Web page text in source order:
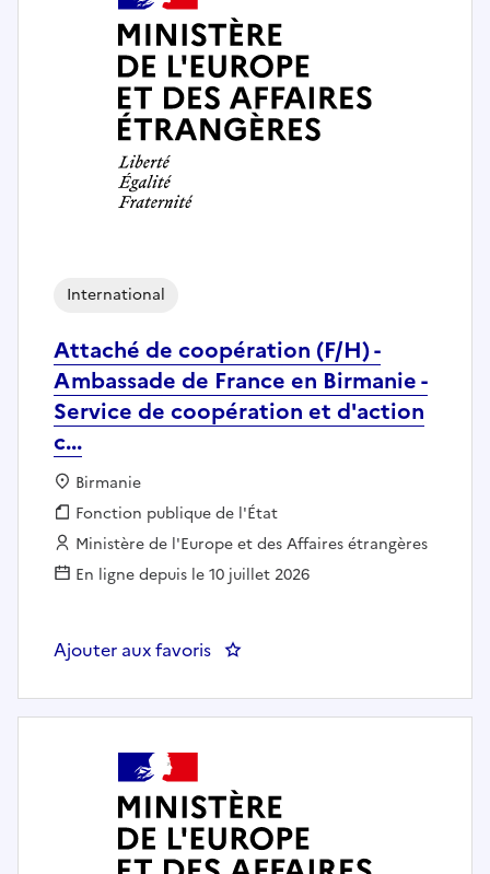
Attaché de coopération (F/H) -
Ambassade de France en Birmanie -
Service de coopération et d'action
c...
International
Localisation :
Birmanie
Fonction publique :
Fonction publique de l'État
Employeur :
Ministère de l'Europe et des Affaires étrangères
En ligne depuis le 10 juillet 2026
Ajouter aux favoris : Attaché de coopération (F/H)